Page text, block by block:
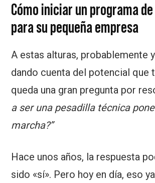
Cómo iniciar un programa
para su pequeña empresa
A estas alturas, probablemente
dando cuenta del potencial que
queda una gran pregunta por
a ser una pesadilla técnica
marcha?”
Hace unos años, la respuesta
sido «sí». Pero hoy en día, eso